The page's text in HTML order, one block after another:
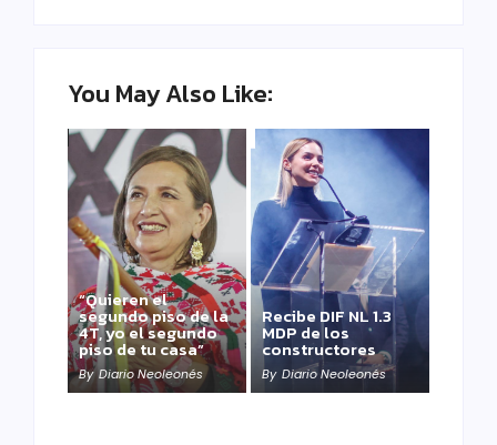
You May Also Like:
“Quieren el
segundo piso de la
4T, yo el segundo
piso de tu casa”
By Diario Neoleonés
Recibe DIF NL 1.3
MDP de los
constructores
By Diario Neoleonés